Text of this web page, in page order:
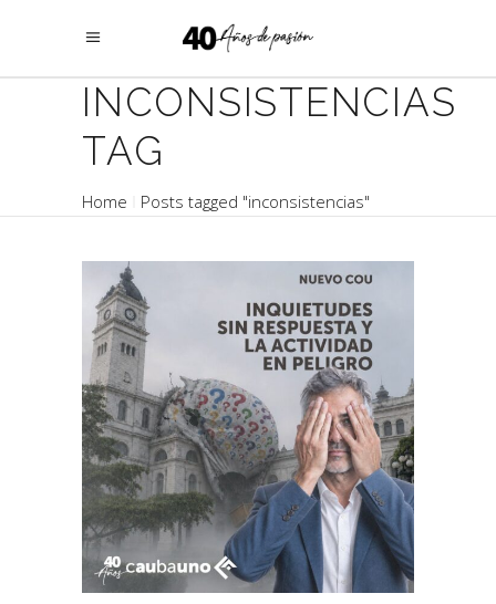
INCONSISTENCIAS
TAG
Home Posts tagged "inconsistencias"